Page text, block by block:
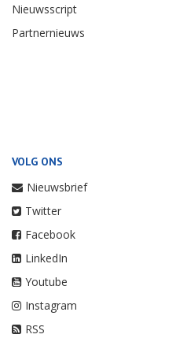
Nieuwsscript
Partnernieuws
VOLG ONS
Nieuwsbrief
Twitter
Facebook
LinkedIn
Youtube
Instagram
RSS